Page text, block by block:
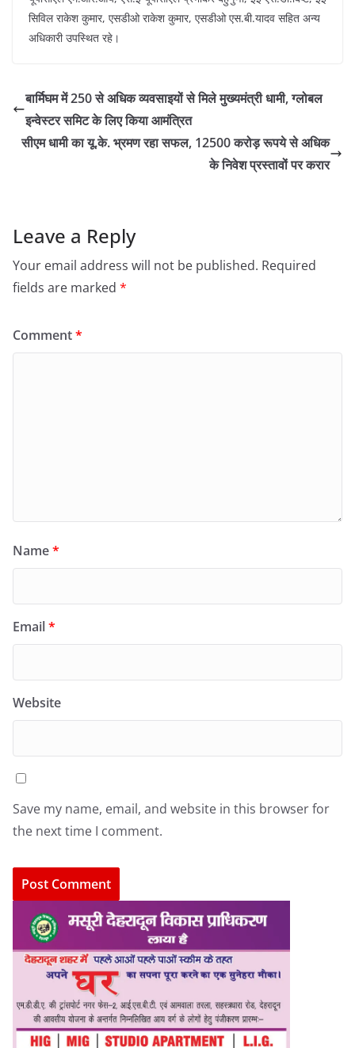
सिविल राकेश कुमार, एसडीओ राकेश कुमार, एसडीओ एस.बी.यादव सहित अन्य
अधिकारी उपस्थित रहे।
बार्मिघम में 250 से अधिक व्यवसाइयों से मिले मुख्यमंत्री धामी, ग्लोबल
इन्वेस्टर समिट के लिए किया आमंत्रित
सीएम धामी का यू.के. भ्रमण रहा सफल, 12500 करोड़ रूपये से अधिक
के निवेश प्रस्तावों पर करार
Leave a Reply
Your email address will not be published. Required
fields are marked *
Comment*
Name*
Email*
Website
Save my name, email, and website in this browser for
the next time I comment.